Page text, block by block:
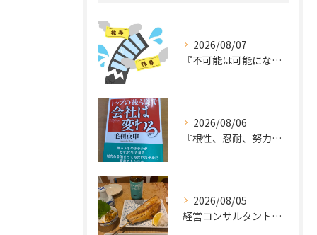
2026/08/07
『不可能は可能になる』
2026/08/06
『根性、忍耐、努力という言葉は死語なのか』
2026/08/05
経営コンサルタントのモーちゃん・毛利京申です。